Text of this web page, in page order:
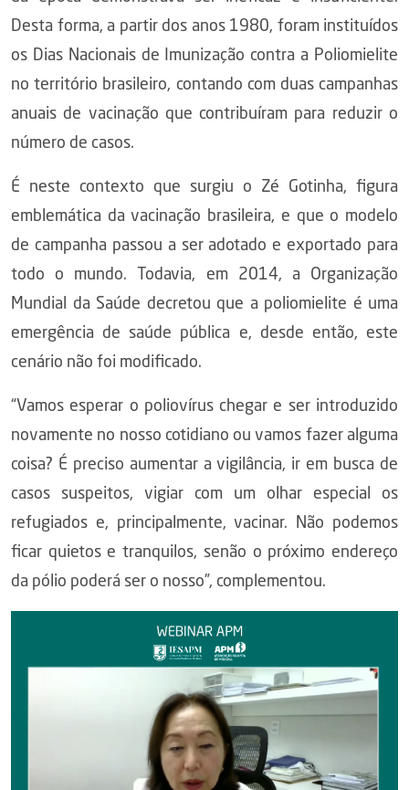
Desta forma, a partir dos anos 1980, foram instituídos
os Dias Nacionais de Imunização contra a Poliomielite
no território brasileiro, contando com duas campanhas
anuais de vacinação que contribuíram para reduzir o
número de casos.
É neste contexto que surgiu o Zé Gotinha, figura
emblemática da vacinação brasileira, e que o modelo
de campanha passou a ser adotado e exportado para
todo o mundo. Todavia, em 2014, a Organização
Mundial da Saúde decretou que a poliomielite é uma
emergência de saúde pública e, desde então, este
cenário não foi modificado.
“Vamos esperar o poliovírus chegar e ser introduzido
novamente no nosso cotidiano ou vamos fazer alguma
coisa? É preciso aumentar a vigilância, ir em busca de
casos suspeitos, vigiar com um olhar especial os
refugiados e, principalmente, vacinar. Não podemos
ficar quietos e tranquilos, senão o próximo endereço
da pólio poderá ser o nosso”, complementou.